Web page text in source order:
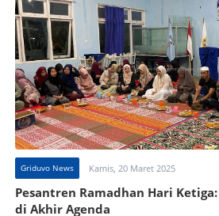
Griduvo News Kamis, 20 Maret 2025
Pesantren Ramadhan Hari
di Akhir Agenda